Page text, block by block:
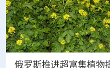
俄罗斯推进超富集植物